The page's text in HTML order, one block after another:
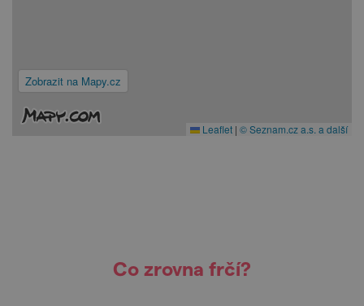
Zobrazit na Mapy.cz
Leaflet | © Seznam.cz a.s. a další
Co zrovna frčí?